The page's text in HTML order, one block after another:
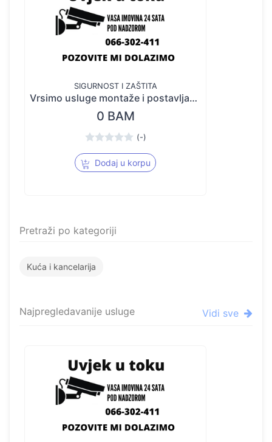
SIGURNOST I ZAŠTITA
Vrsimo usluge montaže i postavljanja: Video nadzora, Ozvucenja, Interfona kao i teh.podrska od 00-
0 BAM
(-)
Dodaj u korpu
Pretraži po kategoriji
Kuća i kancelarija
Najpregledavanije usluge Vidi sve